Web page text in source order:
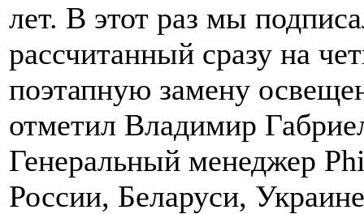
лет. В этот раз мы
рассчитанный сразу на
поэтапную замену
отметил Владимир
Генеральный менеджер
России, Беларуси,